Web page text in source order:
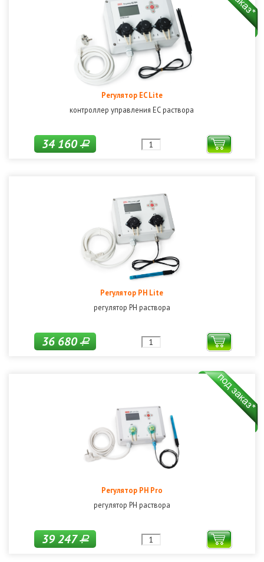
Регулятор EC Lite
контроллер управления ЕС раствора
34 160Р
Регулятор PH Lite
регулятор РН раствора
36 680Р
Регулятор PH Pro
регулятор РН раствора
39 247Р